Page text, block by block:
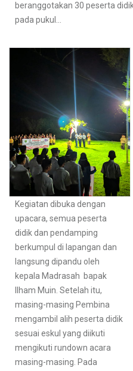
beranggotakan 30 peserta
pada pukul…
Kegiatan dibuka dengan
upacara, semua peserta
didik dan pendamping
berkumpul di lapangan dan
langsung dipandu oleh
kepala Madrasah bapak
Ilham Muin. Setelah itu,
masing-masing Pembina
mengambil alih peserta didik
sesuai eskul yang diikuti
mengikuti rundown acara
masing-masing. Pada